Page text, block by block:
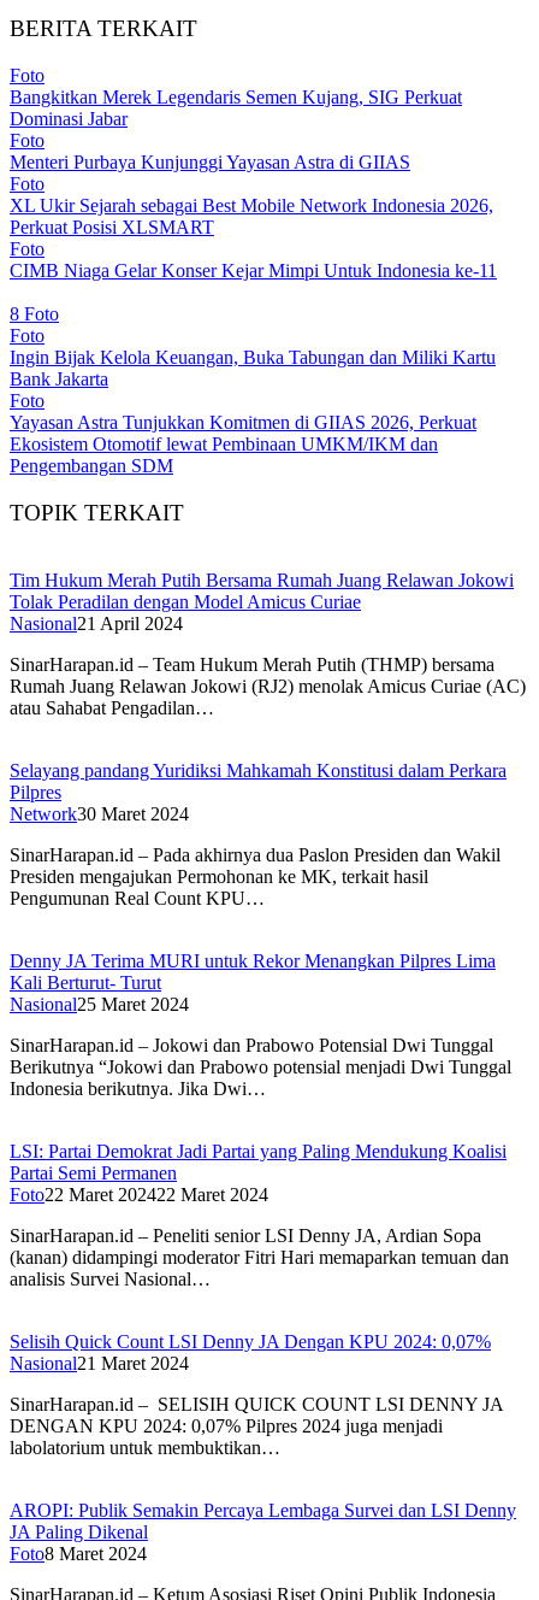
BERITA TERKAIT
Foto
Bangkitkan Merek Legendaris Semen Kujang, SIG Perkuat
Dominasi Jabar
Foto
Menteri Purbaya Kunjunggi Yayasan Astra di GIIAS
Foto
XL Ukir Sejarah sebagai Best Mobile Network Indonesia 2026,
Perkuat Posisi XLSMART
Foto
CIMB Niaga Gelar Konser Kejar Mimpi Untuk Indonesia ke-11
8 Foto
Foto
Ingin Bijak Kelola Keuangan, Buka Tabungan dan Miliki Kartu
Bank Jakarta
Foto
Yayasan Astra Tunjukkan Komitmen di GIIAS 2026, Perkuat
Ekosistem Otomotif lewat Pembinaan UMKM/IKM dan
Pengembangan SDM
TOPIK TERKAIT
Tim Hukum Merah Putih Bersama Rumah Juang Relawan Jokowi
Tolak Peradilan dengan Model Amicus Curiae
Nasional21 April 2024
SinarHarapan.id – Team Hukum Merah Putih (THMP) bersama
Rumah Juang Relawan Jokowi (RJ2) menolak Amicus Curiae (AC)
atau Sahabat Pengadilan…
Selayang pandang Yuridiksi Mahkamah Konstitusi dalam Perkara
Pilpres
Network30 Maret 2024
SinarHarapan.id – Pada akhirnya dua Paslon Presiden dan Wakil
Presiden mengajukan Permohonan ke MK, terkait hasil
Pengumunan Real Count KPU…
Denny JA Terima MURI untuk Rekor Menangkan Pilpres Lima
Kali Berturut- Turut
Nasional25 Maret 2024
SinarHarapan.id – Jokowi dan Prabowo Potensial Dwi Tunggal
Berikutnya “Jokowi dan Prabowo potensial menjadi Dwi Tunggal
Indonesia berikutnya. Jika Dwi…
LSI: Partai Demokrat Jadi Partai yang Paling Mendukung Koalisi
Partai Semi Permanen
Foto22 Maret 202422 Maret 2024
SinarHarapan.id – Peneliti senior LSI Denny JA, Ardian Sopa
(kanan) didampingi moderator Fitri Hari memaparkan temuan dan
analisis Survei Nasional…
Selisih Quick Count LSI Denny JA Dengan KPU 2024: 0,07%
Nasional21 Maret 2024
SinarHarapan.id – SELISIH QUICK COUNT LSI DENNY JA
DENGAN KPU 2024: 0,07% Pilpres 2024 juga menjadi
labolatorium untuk membuktikan…
AROPI: Publik Semakin Percaya Lembaga Survei dan LSI Denny
JA Paling Dikenal
Foto8 Maret 2024
SinarHarapan.id – Ketum Asosiasi Riset Opini Publik Indonesia